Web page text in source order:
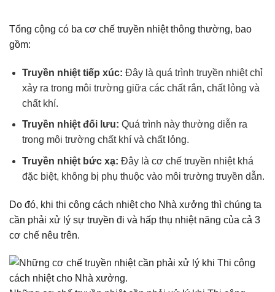
Tổng cộng có ba cơ chế truyền nhiệt thông thường, bao
gồm:
Truyền nhiệt tiếp xúc: Đây là quá trình truyền nhiệt chỉ
xảy ra trong môi trường giữa các chất rắn, chất lỏng và
chất khí.
Truyền nhiệt đối lưu: Quá trình này thường diễn ra
trong môi trường chất khí và chất lỏng.
Truyền nhiệt bức xạ: Đây là cơ chế truyền nhiệt khá
đặc biệt, không bị phụ thuộc vào môi trường truyền dẫn.
Do đó, khi thi công cách nhiệt cho Nhà xưởng thì chúng ta
cần phải xử lý sự truyền đi và hấp thụ nhiệt năng của cả 3
cơ chế nêu trên.